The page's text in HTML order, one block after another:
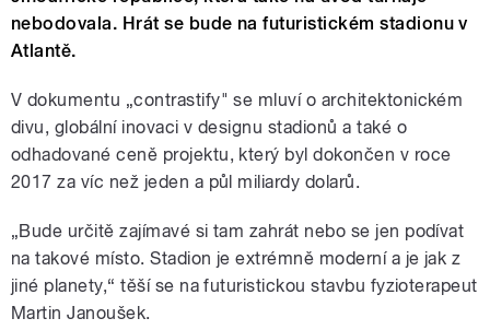
nebodovala. Hrát se bude na futuristickém stadionu v
Atlantě.
V dokumentu „contrastify" se mluví o architektonickém
divu, globální inovaci v designu stadionů a také o
odhadované ceně projektu, který byl dokončen v roce
2017 za víc než jeden a půl miliardy dolarů.
„Bude určitě zajímavé si tam zahrát nebo se jen podívat
na takové místo. Stadion je extrémně moderní a je jak z
jiné planety,“ těší se na futuristickou stavbu fyzioterapeut
Martin Janoušek.